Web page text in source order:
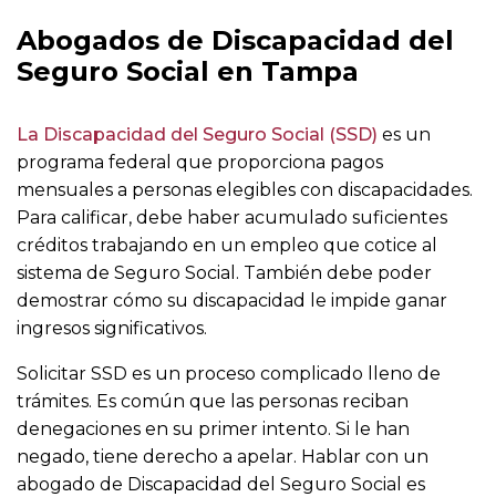
Abogados de Discapacidad del
Seguro Social en Tampa
La Discapacidad del Seguro Social (SSD) es un
programa federal que proporciona pagos
mensuales a personas elegibles con discapacidades.
Para calificar, debe haber acumulado suficientes
créditos trabajando en un empleo que cotice al
sistema de Seguro Social. También debe poder
demostrar cómo su discapacidad le impide ganar
ingresos significativos.
Solicitar SSD es un proceso complicado lleno de
trámites. Es común que las personas reciban
denegaciones en su primer intento. Si le han
negado, tiene derecho a apelar. Hablar con un
abogado de Discapacidad del Seguro Social es